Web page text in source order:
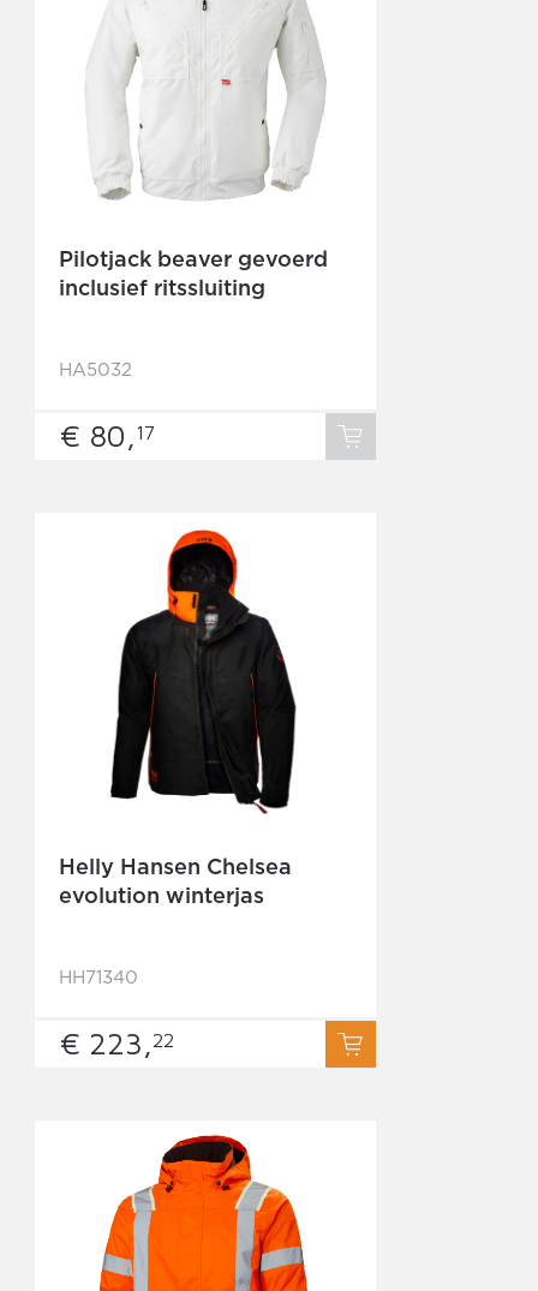
Pilotjack beaver gevoerd
inclusief ritssluiting
HA5032
€ 80, 17
Helly Hansen Chelsea
evolution winterjas
HH71340
€ 223, 22